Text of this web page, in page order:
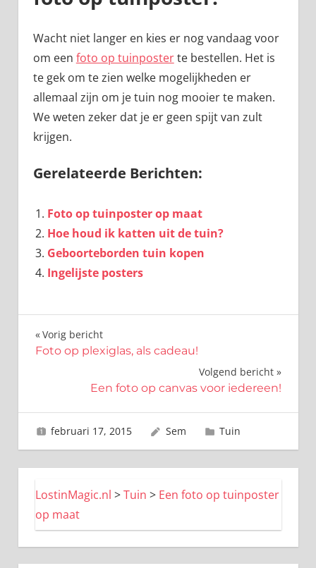
Wacht niet langer en kies er nog vandaag voor
om een foto op tuinposterte bestellen. Het is
te gek om te zien welke mogelijkheden er
allemaal zijn om je tuin nog mooier te maken.
We weten zeker dat je er geen spijt van zult
krijgen.
Gerelateerde Berichten:
Foto op tuinposter op maat
Hoe houd ik katten uit de tuin?
Geboorteborden tuin kopen
Ingelijste posters
Bericht
navigatie
Vorig bericht
Foto op plexiglas, als cadeau!
Volgend bericht
Een foto op canvas voor iedereen!
februari 17, 2015 Sem Tuin
LostinMagic.nl >Tuin > Een foto op tuinposter
op maat